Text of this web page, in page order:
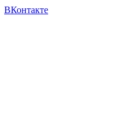
ВКонтакте